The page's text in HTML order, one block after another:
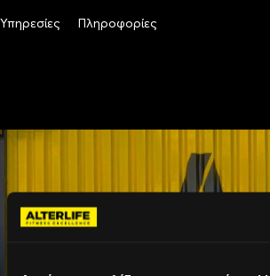
Υπηρεσίες Πληροφορίες